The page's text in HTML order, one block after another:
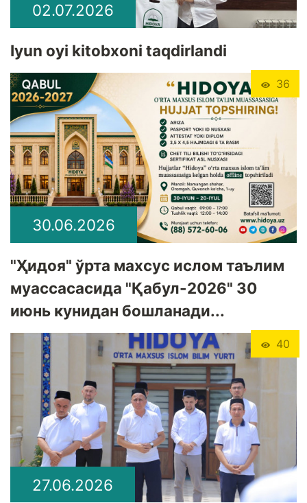
02.07.2026
Iyun oyi kitobxoni taqdirlandi
36
30.06.2026
"Ҳидоя" ўрта махсус ислом таълим
муассасасида "Қабул-2026" 30
июнь кунидан бошланади...
40
27.06.2026